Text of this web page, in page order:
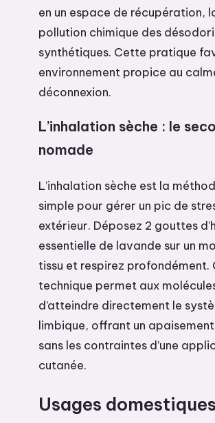
en un espace de récupération,
pollution chimique des
synthétiques. Cette pratique
environnement propice au
déconnexion.
L’inhalation sèche : le
nomade
L’inhalation sèche est la
simple pour gérer un pic de
extérieur. Déposez 2 gouttes
essentielle de lavande sur un
tissu et respirez profondément.
technique permet aux
d’atteindre directement le
limbique, offrant un
sans les contraintes d’une
cutanée.
Usages